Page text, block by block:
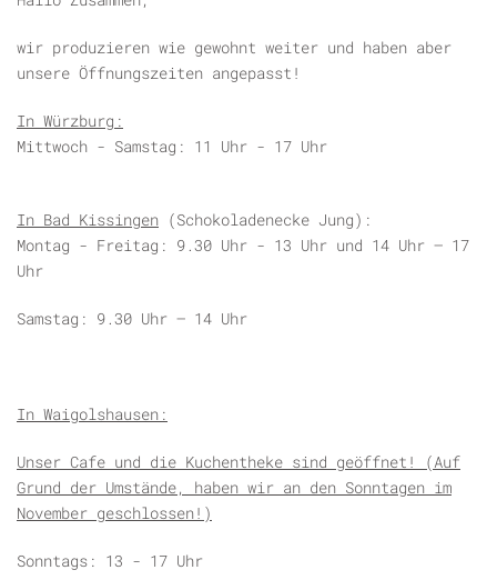
wir produzieren wie gewohnt weiter und haben aber
unsere Öffnungszeiten angepasst!
In Würzburg:
Mittwoch - Samstag: 11 Uhr - 17 Uhr
In Bad Kissingen (Schokoladenecke Jung):
Montag - Freitag: 9.30 Uhr - 13 Uhr und 14 Uhr – 17
Uhr
Samstag: 9.30 Uhr – 14 Uhr
In Waigolshausen:
Unser Cafe und die Kuchentheke sind geöffnet! (Auf
Grund der Umstände, haben wir an den Sonntagen im
November geschlossen!)
Sonntags: 13 - 17 Uhr